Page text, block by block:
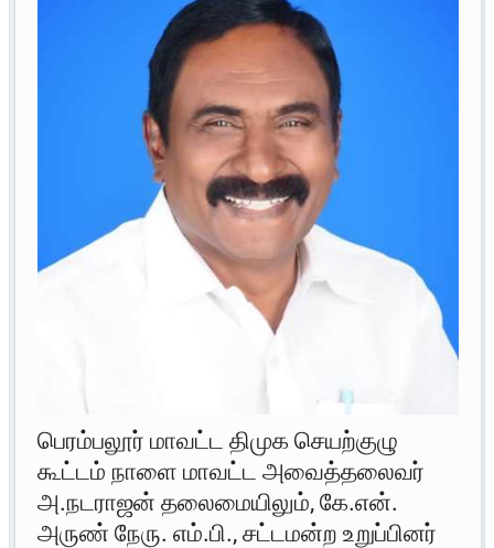
பெரம்பலூர் மாவட்ட திமுக செயற்குழு
கூட்டம் நாளை மாவட்ட அவைத்தலைவர்
அ.நடராஜன் தலைமையிலும், கே.என்.
அருண் நேரு. எம்.பி., சட்டமன்ற உறுப்பினர்